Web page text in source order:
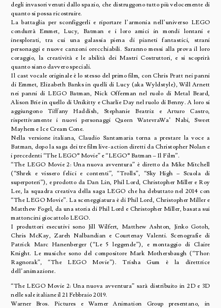
degli invasori venuti dallo spazio, che distruggono tutto più velocemente di
quanto si possa ricostruire.
La battaglia per sconfiggerli e riportare l’armonia nell’universo LEGO
condurrà Emmet, Lucy, Batman e i loro amici in mondi lontani e
inesplorati, tra cui una galassia piena di pianeti fantastici, strani
personaggi e nuove canzoni orecchiabili. Saranno messi alla prova il loro
coraggio, la creatività e le abilità dei Mastri Costruttori, e si scoprirà
quanto siano davvero speciali.
Il cast vocale originale è lo stesso del primo film, con Chris Pratt nei panni
di Emmet, Elizabeth Banks in quelli di Lucy (aka Wyldstyle), Will Arnett
nei panni di LEGO Batman, Nick Offerman nel ruolo di Metal Beard,
Alison Brie in quello di Unikitty e Charlie Day nel ruolo di Benny. A loro si
aggiungono Tiffany Haddish, Stephanie Beatriz e Arturo Castro,
rispettivamente i nuovi personaggi Queen WatevraWa’ Nabi, Sweet
Mayhem e Ice Cream Cone.
Nella versione italiana, Claudio Santamaria torna a prestare la voce a
Batman, dopo la saga dei tre film live-action diretti da Christopher Nolan e
i precedenti “The LEGO® Movie” e “LEGO® Batman – Il Film”.
“The LEGO Movie 2: Una nuova avventura” è diretto da Mike Mitchell
(“Shrek e vissero felici e contenti”, “Trolls”, “Sky High – Scuola di
superpoteri”), e prodotto da Dan Lin, Phil Lord, Christopher Miller e Roy
Lee, la squadra creativa della saga LEGO che ha debuttato nel 2014 con
“The LEGO Movie”. La sceneggiatura è di Phil Lord, Christopher Miller e
Matthew Fogel, da una storia di Phil Lord e Christopher Miller, basata sui
mattoncini giocattolo LEGO.
I produttori esecutivi sono Jill Wilfert, Matthew Ashton, Jinko Gotoh,
Chris McKay, Zareh Nalbandian e Courtenay Valenti. Scenografie di
Patrick Marc Hanenberger (“Le 5 leggende”), e montaggio di Claire
Knight. Le musiche sono del compositore Mark Mothersbaugh (“Thor:
Ragnorak”, “The LEGO Movie”). Trisha Gum è la direttrice
dell’animazione.
“The LEGO Movie 2: Una nuova avventura” sarà distribuito in 2D e 3D
nelle sale italiane il 21 Febbraio 2019.
Warner Bros. Pictures e Warner Animation Group presentano, in